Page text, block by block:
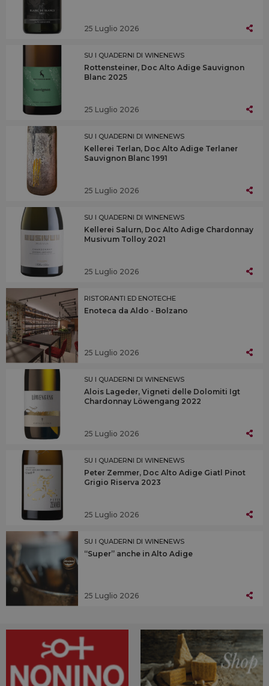
25 Luglio 2026
SU I QUADERNI DI WINENEWS
Rottensteiner, Doc Alto Adige Sauvignon
Blanc 2025
25 Luglio 2026
SU I QUADERNI DI WINENEWS
Kellerei Terlan, Doc Alto Adige Terlaner
Sauvignon Blanc 1991
25 Luglio 2026
SU I QUADERNI DI WINENEWS
Kellerei Salurn, Doc Alto Adige Chardonnay
Musivum Tolloy 2021
25 Luglio 2026
RISTORANTI ED ENOTECHE
Enoteca da Aldo - Bolzano
25 Luglio 2026
SU I QUADERNI DI WINENEWS
Alois Lageder, Vigneti delle Dolomiti Igt
Chardonnay Löwengang 2022
25 Luglio 2026
SU I QUADERNI DI WINENEWS
Peter Zemmer, Doc Alto Adige Giatl Pinot
Grigio Riserva 2023
25 Luglio 2026
SU I QUADERNI DI WINENEWS
“Super” anche in Alto Adige
25 Luglio 2026